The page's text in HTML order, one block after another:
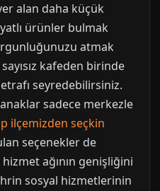
alan daha küçük
ürünler bulmak
atmak
kafeden birinde
seyredebilirsiniz.
sadece merkezle
ilçemizden seçkin
seçenekler de
ağının genişliğini
sosyal hizmetlerinin